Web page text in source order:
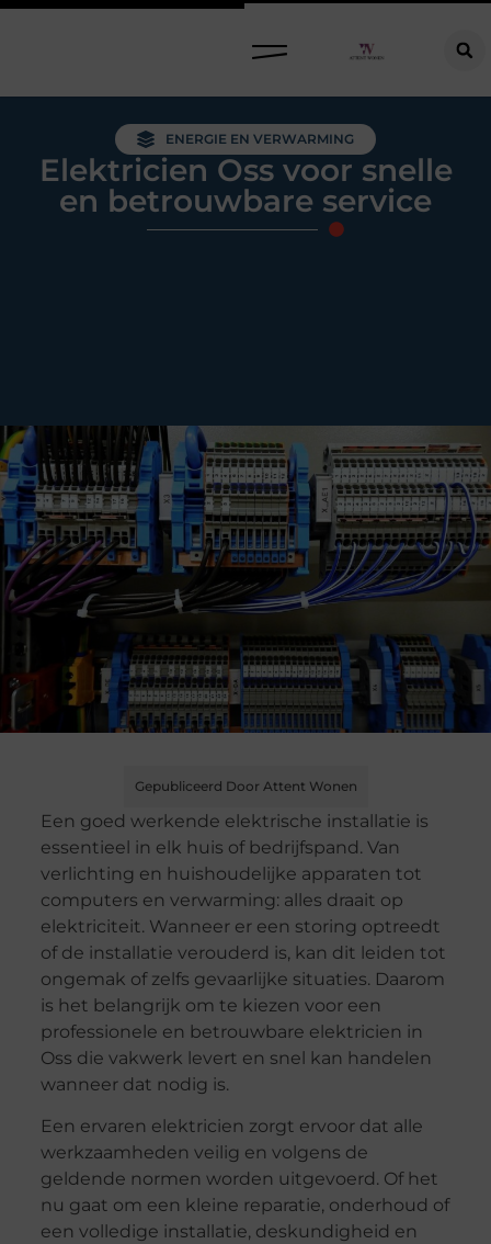
ENERGIE EN VERWARMING
Elektricien Oss voor snelle
en betrouwbare service
Gepubliceerd Door Attent Wonen
Een goed werkende elektrische installatie is
essentieel in elk huis of bedrijfspand. Van
verlichting en huishoudelijke apparaten tot
computers en verwarming: alles draait op
elektriciteit. Wanneer er een storing optreedt
of de installatie verouderd is, kan dit leiden tot
ongemak of zelfs gevaarlijke situaties. Daarom
is het belangrijk om te kiezen voor een
professionele en betrouwbare elektricien in
Oss die vakwerk levert en snel kan handelen
wanneer dat nodig is.
Een ervaren elektricien zorgt ervoor dat alle
werkzaamheden veilig en volgens de
geldende normen worden uitgevoerd. Of het
nu gaat om een kleine reparatie, onderhoud of
een volledige installatie, deskundigheid en